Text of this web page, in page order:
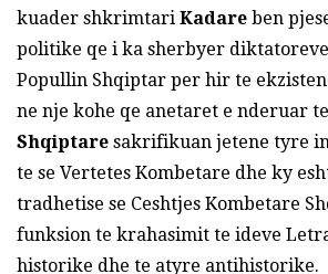
kuader shkrimtari Kadare ben
politike qe i ka sherbyer
Popullin Shqiptar per hir te
ne nje kohe qe anetaret e nderuar te
Shqiptare sakrifikuan jetene tyre
te se Vertetes Kombetare dhe ky
tradhetise se Ceshtjes Kombetare
funksion te krahasimit te ideve
historike dhe te atyre antihistorike.